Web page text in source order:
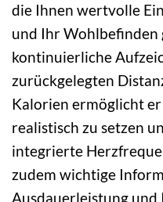
die Ihnen wertvolle
und Ihr Wohlbefinden
kontinuierliche
zurückgelegten
Kalorien ermöglicht
realistisch zu setzen
integrierte
zudem wichtige
Ausdauerleistung und